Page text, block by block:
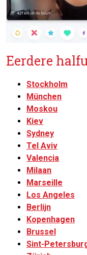
Eerdere
Stockholm
München
Moskou
Kiev
Sydney
Tel Aviv
Valencia
Milaan
Marseille
Los Angeles
Berlijn
Kopenhagen
Brussel
Sint-